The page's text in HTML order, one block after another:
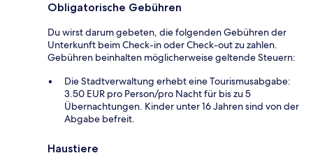
Obligatorische Gebühren
Du wirst darum gebeten, die folgenden Gebühren der
Unterkunft beim Check-in oder Check-out zu zahlen.
Gebühren beinhalten möglicherweise geltende Steuern:
Die Stadtverwaltung erhebt eine Tourismusabgabe:
3.50 EUR pro Person/pro Nacht für bis zu 5
Übernachtungen. Kinder unter 16 Jahren sind von der
Abgabe befreit.
Haustiere